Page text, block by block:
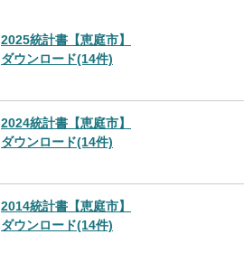
2025統計書【恵庭市】
ダウンロード(14件)
2024統計書【恵庭市】
ダウンロード(14件)
2014統計書【恵庭市】
ダウンロード(14件)